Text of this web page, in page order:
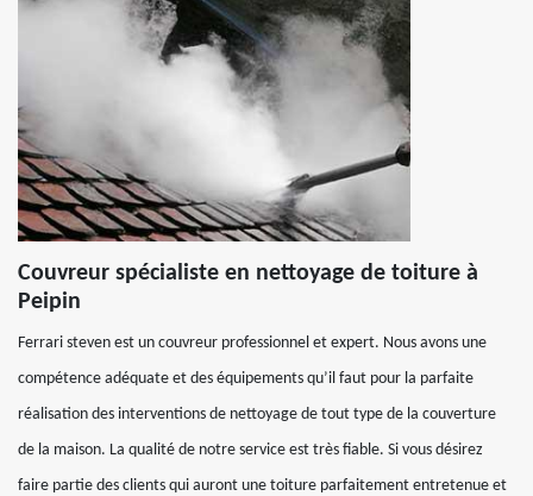
Couvreur spécialiste en nettoyage de toiture à
Peipin
Ferrari steven est un couvreur professionnel et expert. Nous avons une
compétence adéquate et des équipements qu’il faut pour la parfaite
réalisation des interventions de nettoyage de tout type de la couverture
de la maison. La qualité de notre service est très fiable. Si vous désirez
faire partie des clients qui auront une toiture parfaitement entretenue et